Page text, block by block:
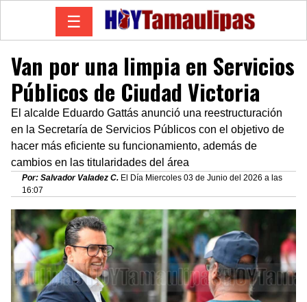
☰
Van por una limpia en Servicios
Públicos de Ciudad Victoria
El alcalde Eduardo Gattás anunció una reestructuración
en la Secretaría de Servicios Públicos con el objetivo de
hacer más eficiente su funcionamiento, además de
cambios en las titularidades del área
Por: Salvador Valadez C. El Día Miercoles 03 de Junio del 2026 a las
16:07